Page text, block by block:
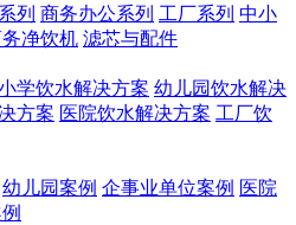
列 商务办公系列 工厂系列 中小
净饮机 滤芯与配件
学饮水解决方案 幼儿园饮水解决
方案 医院饮水解决方案 工厂饮
幼儿园案例 企事业单位案例 医院